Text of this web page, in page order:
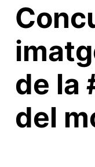
de la
del